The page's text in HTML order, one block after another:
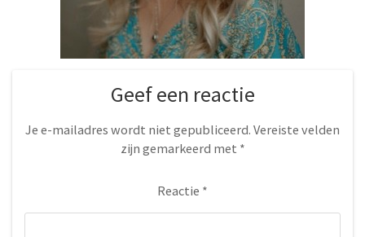
Geef een reactie
Je e-mailadres wordt niet gepubliceerd. Vereiste velden
zijn gemarkeerd met *
Reactie *